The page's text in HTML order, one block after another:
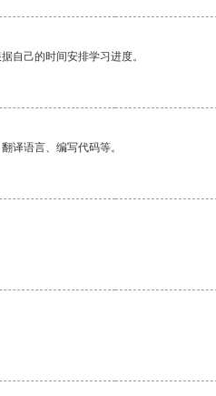
自己的时间安排学习进度。
译语言、编写代码等。